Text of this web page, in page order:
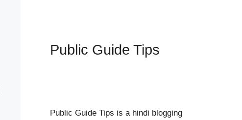
Public Guide Tips
Public Guide Tips is a hindi blogging